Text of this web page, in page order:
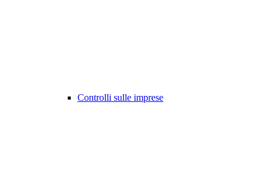
Controlli sulle imprese